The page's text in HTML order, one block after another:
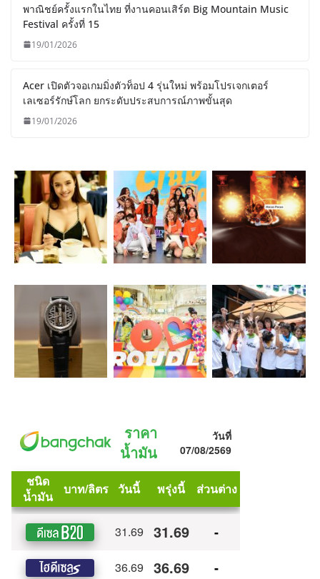
พาณิชย์ครั้งแรกในไทย ที่งานคอนเสิร์ต Big Mountain Music
Festival ครั้งที่ 15
19/01/2026
Acer เปิดตัวจอเกมมิ่งตัวท็อป 4 รุ่นใหม่ พร้อมโปรเจกเตอร์
เลเซอร์รักษ์โลก ยกระดับประสบการณ์ภาพขั้นสุด
19/01/2026